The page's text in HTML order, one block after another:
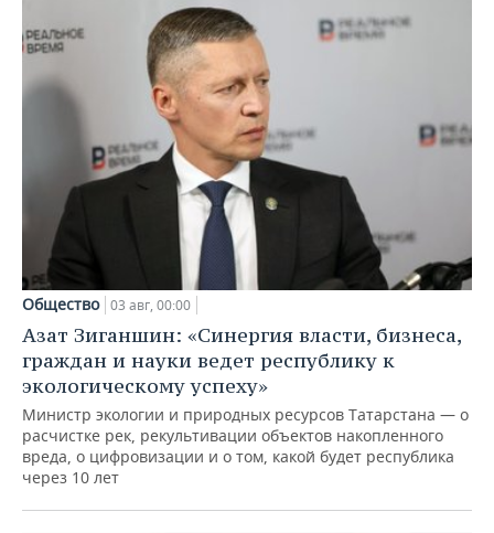
Общество 03 авг, 00:00
Азат Зиганшин: «Синергия власти, бизнеса,
граждан и науки ведет республику к
экологическому успеху»
Министр экологии и природных ресурсов Татарстана — о
расчистке рек, рекультивации объектов накопленного
вреда, о цифровизации и о том, какой будет республика
через 10 лет